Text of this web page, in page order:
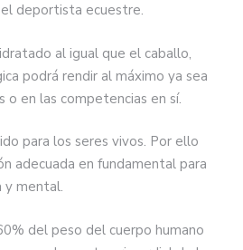
deportista ecuestre.
al igual que el caballo,
podrá rendir al máximo ya sea
en las competencias en sí.
para los seres vivos. Por ello
adecuada en fundamental para
y mental.
del peso del cuerpo humano